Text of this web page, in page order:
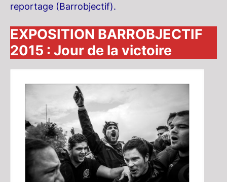
reportage (Barrobjectif).
EXPOSITION BARROBJECTIF
2015 : Jour de la victoire